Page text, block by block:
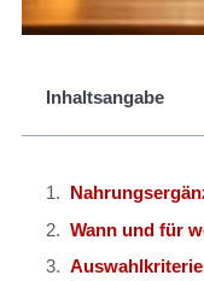
Inhaltsangabe
Wann und für